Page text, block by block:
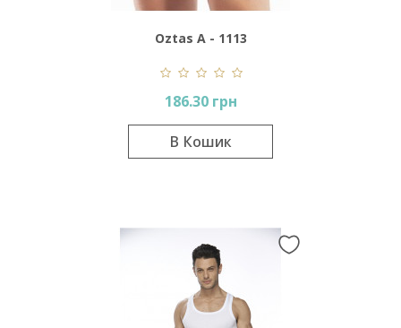
Oztas A - 1113
186.30 грн
В Кошик